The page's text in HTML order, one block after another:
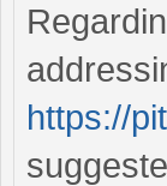
https://